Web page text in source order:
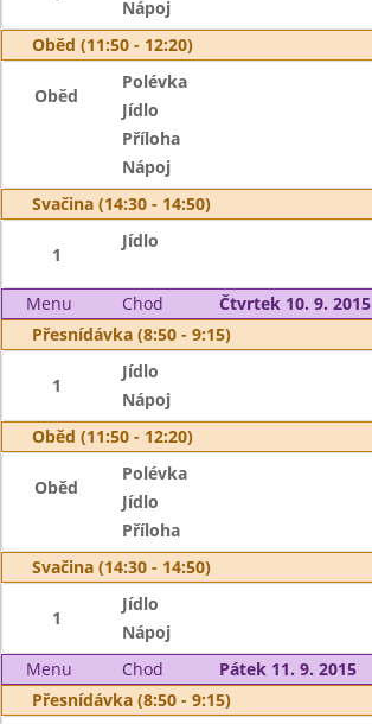
Nápoj
Oběd (11:50 - 12:20)
Oběd
Polévka
Jídlo
Příloha
Nápoj
Svačina (14:30 - 14:50)
1
Jídlo
Menu Chod
Čtvrtek 10. 9. 2015
Přesnídávka (8:50 - 9:15)
1
Jídlo
Nápoj
Oběd (11:50 - 12:20)
Oběd
Polévka
Jídlo
Příloha
Svačina (14:30 - 14:50)
1
Jídlo
Nápoj
Menu
Chod
Pátek 11. 9. 2015
Přesnídávka (8:50 - 9:15)